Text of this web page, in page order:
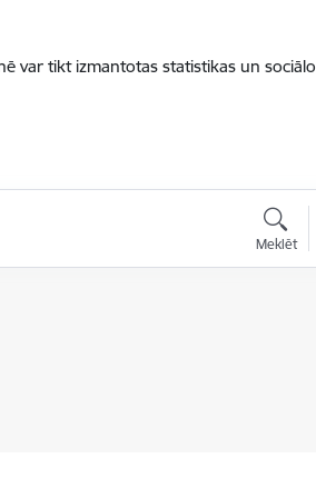
var tikt izmantotas statistikas un
Meklēt